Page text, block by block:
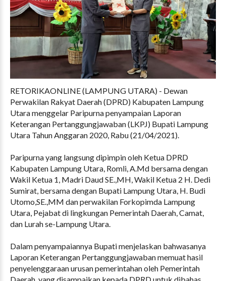
RETORIKAONLINE (LAMPUNG UTARA) - Dewan
Perwakilan Rakyat Daerah (DPRD) Kabupaten Lampung
Utara menggelar Paripurna penyampaian Laporan
Keterangan Pertanggungjawaban (LKPJ) Bupati Lampung
Utara Tahun Anggaran 2020, Rabu (21/04/2021).
Paripurna yang langsung dipimpin oleh Ketua DPRD
Kabupaten Lampung Utara, Romli, A.Md bersama dengan
Wakil Ketua 1, Madri Daud SE.,MH, Wakil Ketua 2 H. Dedi
Sumirat, bersama dengan Bupati Lampung Utara, H. Budi
Utomo,SE.,MM dan perwakilan Forkopimda Lampung
Utara, Pejabat di lingkungan Pemerintah Daerah, Camat,
dan Lurah se-Lampung Utara.
Dalam penyampaiannya Bupati menjelaskan bahwasanya
Laporan Keterangan Pertanggungjawaban memuat hasil
penyelenggaraan urusan pemerintahan oleh Pemerintah